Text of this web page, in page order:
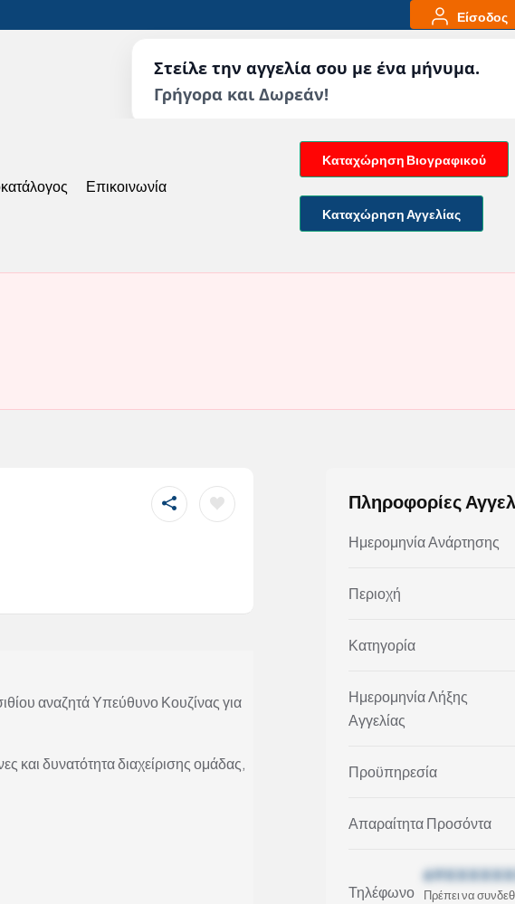
Είσοδος
Στείλε την αγγελία σου με ένα μήνυμα.
Γρήγορα και Δωρεάν!
Επικοινωνία
Καταχώρηση Βιογραφικού
Καταχώρηση Αγγελίας
αναζητά Υπεύθυνο Κουζίνας για
και δυνατότητα διαχείρισης ομάδας,
Πληροφορίες
Ημερομηνία Ανάρτησης
Περιοχή
Κατηγορία
Ημερομηνία Λήξης
Αγγελίας
Προϋπηρεσία
Απαραίτητα Προσόντα
Τηλέφωνο
Πρέπει να